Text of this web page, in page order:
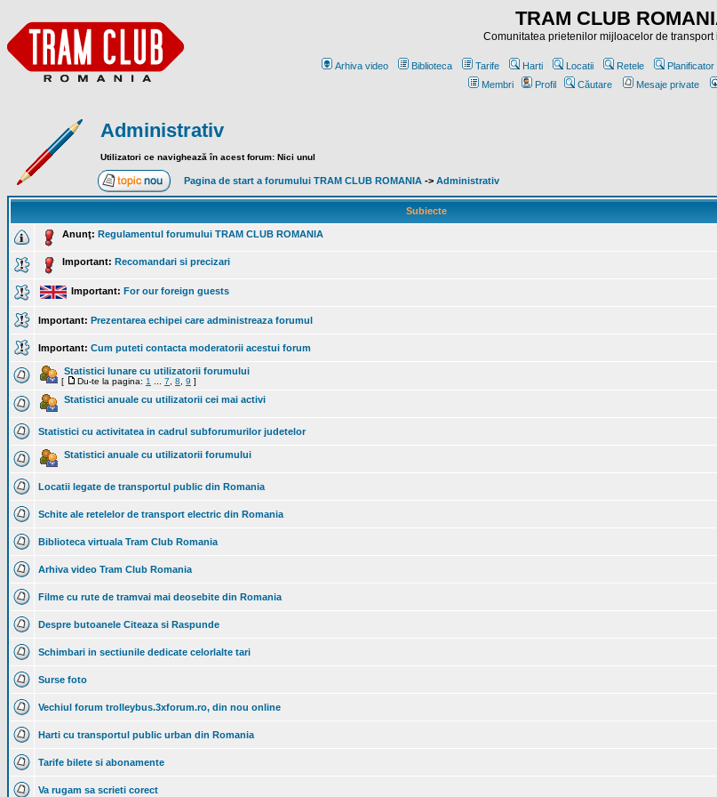
TRAM CLUB
Comunitatea prietenilor mijloacelor de transport
Arhiva video Biblioteca Tarife Harti Locatii Retele Planificator
Membri
Profil Căutare Mesaje private
Administrativ
Utilizatori ce navighează în acest forum: Nici unul
Pagina de start a forumului TRAM CLUB ROMANIA -> Administrativ
Subiecte
Anunţ: Regulamentul forumului TRAM CLUB ROMANIA
Important: Recomandari si precizari
Important: For our foreign guests
Important: Prezentarea echipei care administreaza forumul
Important: Cum puteti contacta moderatorii acestui forum
Statistici lunare cu utilizatorii forumului
[ Du-te la pagina: 1 7 8 9 ]
Statistici anuale cu utilizatorii cei mai activi
Statistici cu activitatea in cadrul subforumurilor judetelor
Statistici anuale cu utilizatorii forumului
Locatii legate de transportul public din Romania
Schite ale retelelor de transport electric din Romania
Biblioteca virtuala Tram Club Romania
Arhiva video Tram Club Romania
Filme cu rute de tramvai mai deosebite din Romania
Despre butoanele Citeaza si Raspunde
Schimbari in sectiunile dedicate celorlalte tari
Surse foto
Vechiul forum trolleybus.3xforum.ro, din nou online
Harti cu transportul public urban din Romania
Tarife bilete si abonamente
Va rugam sa scrieti corect